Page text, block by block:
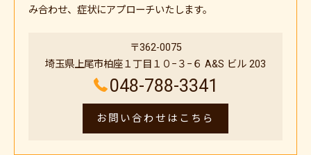
み合わせ、症状にアプローチいたします。
〒362-0075
埼玉県上尾市柏座１丁目１０−３−６ A&S ビル 203
048-788-3341
お問い合わせはこちら